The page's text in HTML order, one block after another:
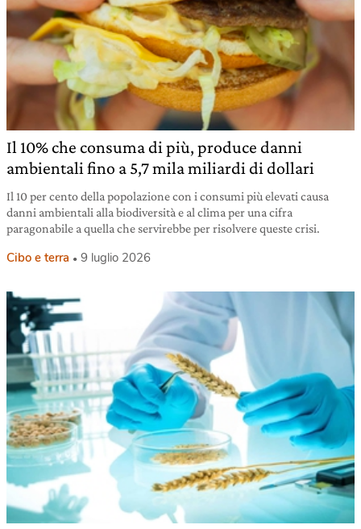
Il 10% che consuma di più, produce danni
ambientali fino a 5,7 mila miliardi di dollari
Il 10 per cento della popolazione con i consumi più elevati causa
danni ambientali alla biodiversità e al clima per una cifra
paragonabile a quella che servirebbe per risolvere queste crisi.
Cibo e terra 9 luglio 2026